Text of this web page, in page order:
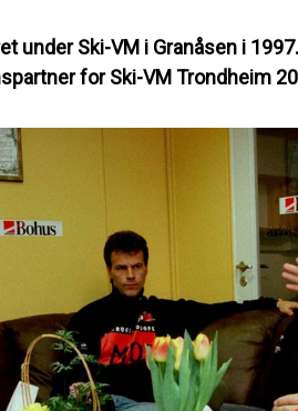
under Ski-VM i Granåsen i
for Ski-VM Trondheim